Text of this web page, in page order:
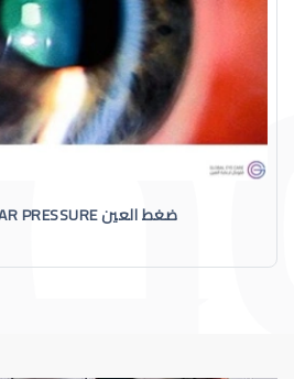
ضغط العين INTRAOCULAR PRESSURE